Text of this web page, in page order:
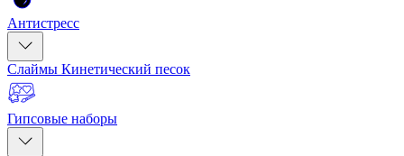
Антистресс
Слаймы Кинетический песок
Гипсовые наборы